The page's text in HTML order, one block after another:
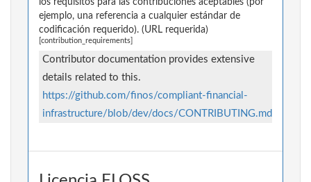
los requisitos para las contribuciones aceptables (por
ejemplo, una referencia a cualquier estándar de
codificación requerido). (URL requerida)
[contribution_requirements]
Contributor documentation provides extensive
details related to this.
https://github.com/finos/compliant-financial-
infrastructure/blob/dev/docs/CONTRIBUTING.md